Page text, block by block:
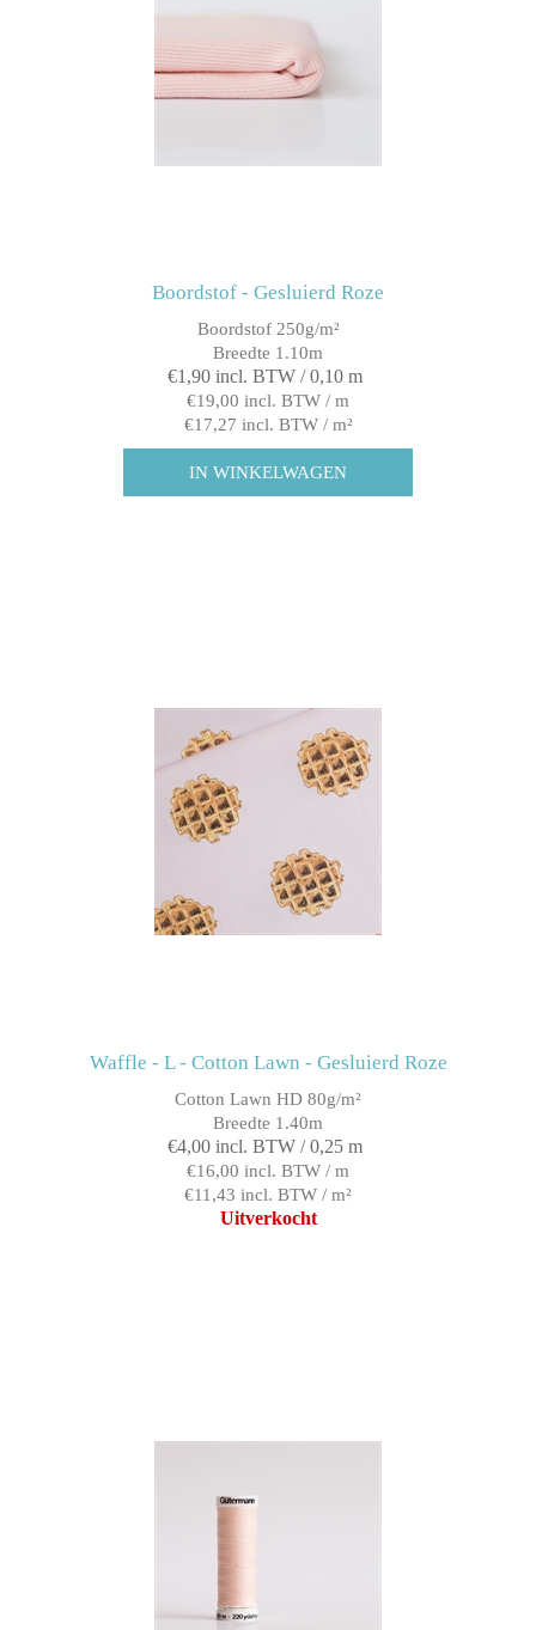
Boordstof - Gesluierd Roze
Boordstof 250g/m²
Breedte 1.10m
€1,90 incl. BTW / 0,10 m
€19,00 incl. BTW / m
€17,27 incl. BTW / m²
Waffle - L - Cotton Lawn - Gesluierd Roze
Cotton Lawn HD 80g/m²
Breedte 1.40m
€4,00 incl. BTW / 0,25 m
€16,00 incl. BTW / m
€11,43 incl. BTW / m²
Uitverkocht